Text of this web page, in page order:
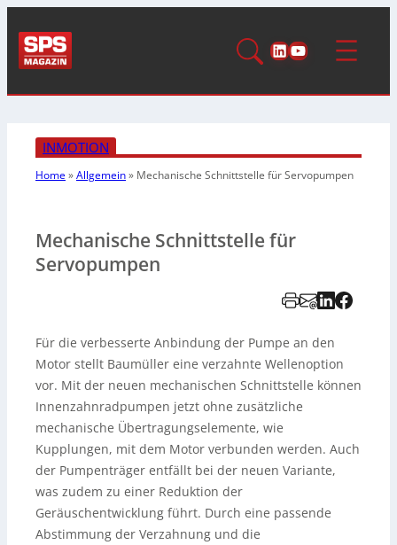
LinkedIn
YouTube
INMOTION
Home»Allgemein» Mechanische Schnittstelle für Servopumpen
Mechanische Schnittstelle für
Servopumpen
Für die verbesserte Anbindung der Pumpe an den
Motor stellt Baumüller eine verzahnte Wellenoption
vor. Mit der neuen mechanischen Schnittstelle können
Innenzahnradpumpen jetzt ohne zusätzliche
mechanische Übertragungselemente, wie
Kupplungen, mit dem Motor verbunden werden. Auch
der Pumpenträger entfällt bei der neuen Variante,
was zudem zu einer Reduktion der
Geräuschentwicklung führt. Durch eine passende
Abstimmung der Verzahnung und die